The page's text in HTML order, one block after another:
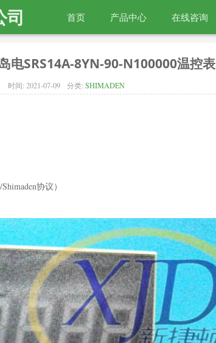
司 首页 产品中心 在线咨询
电SRS14A-8YN-90-N100000温控表
时间: 2021-07-09 分类: SHIMADEN
协议）